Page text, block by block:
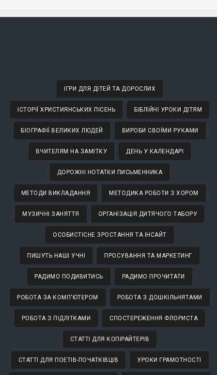
ІГРИ ДЛЯ ДІТЕЙ ТА ДОРОСЛИХ
ІСТОРІЇ ХРИСТИЯНСЬКИХ ПІСЕНЬ БІБЛІЙНІ УРОКИ ДІТЯМ
БІОГРАФІЇ ВЕЛИКИХ ЛЮДЕЙ ВИРОБИ СВОЇМИ РУКАМИ
ВЧИТЕЛЯМ НА ЗАМІТКУ ДЕНЬ У КАЛЕНДАРІ
ДОРОЖНІ НОТАТКИ ПИСЬМЕННИКА
МЕТОДИ ВИКЛАДАННЯ МЕТОДИКА РОБОТИ З ХОРОМ
МУЗИЧНІ ЗАНЯТТЯ ОРГАНІЗАЦІЯ ДИТЯЧОГО ТАБОРУ
ОСОБИСТІСНЕ ЗРОСТАННЯ ТА ІНСАЙТ
ПИШУТЬ НАШІ УЧНІ ПРОСУВАННЯ ТА МАРКЕТИНГ
РАДИМО ПОДИВИТИСЬ РАДИМО ПРОЧИТАТИ
РОБОТА ЗА КОМП'ЮТЕРОМ РОБОТА З ДОШКІЛЬНЯТАМИ
РОБОТА З ПІДЛІТКАМИ СПОСТЕРЕЖЕННЯ ФЛОРИСТА
СТАТТІ ДЛЯ КОПІРАЙТЕРІВ
СТАТТІ ДЛЯ ПОЕТІВ-ПОЧАТКІВЦІВ УРОКИ ГРАМОТНОСТІ